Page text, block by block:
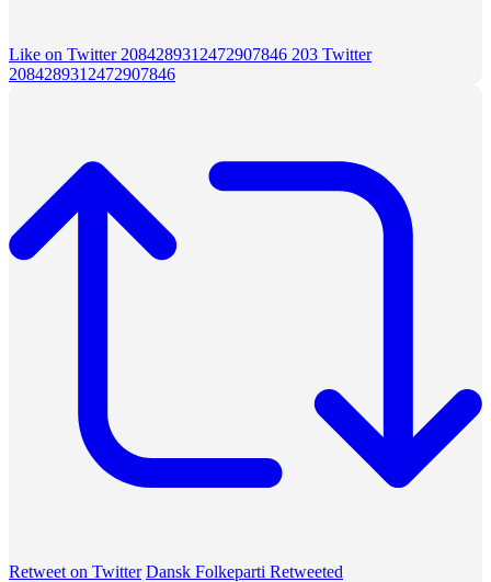
Like on Twitter 2084289312472907846 203 Twitter
2084289312472907846
Retweet on Twitter Dansk Folkeparti Retweeted